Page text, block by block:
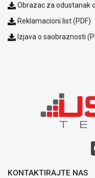
PRIBOR
BICIKLE
Obrazac za odustanak
Reklamacioni list (PDF)
Izjava o saobraznosti
KONTAKTIRAJTE NAS